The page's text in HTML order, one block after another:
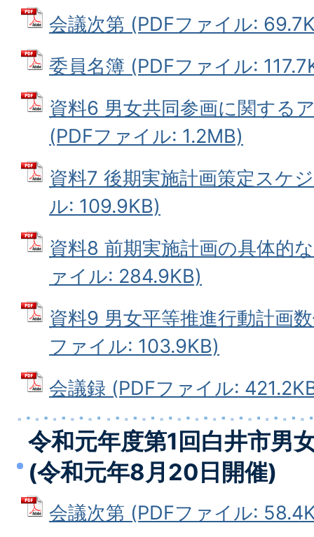
会議次第 (PDFファイル:
委員名簿 (PDFファイル:
資料6 男女共同参画に関する
(PDFファイル: 1.2MB)
資料7 後期実施計画策定スケ
ル: 109.9KB)
資料8 前期実施計画の具体的
ァイル: 284.9KB)
資料9 男女平等推進行動計画
ファイル: 103.9KB)
会議録 (PDFファイル:
令和元年度第1回白井市男
(令和元年8月20日開催)
会議次第 (PDFファイル: